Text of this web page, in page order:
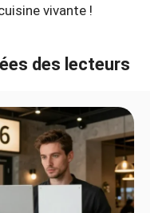
vivante !
des lecteurs